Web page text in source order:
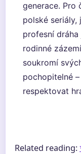
generace. Pro
polské
profesní
rodinné
soukromí
pochopitelné
respektovat
Related reading: